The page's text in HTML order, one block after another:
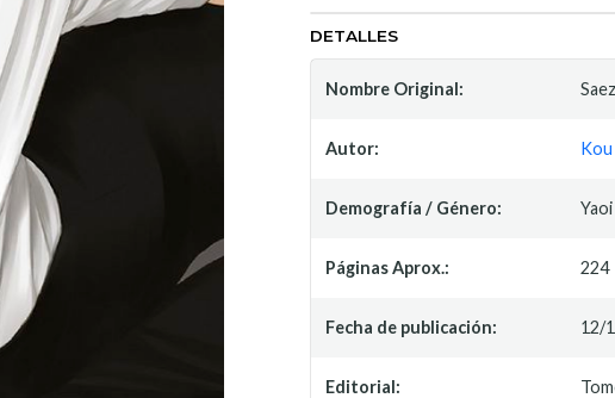
DETALLES
Nombre Original:
Autor: Kou
Demografía / Género: Yaoi
Páginas Aprox.: 224
Fecha de publicación: 12/
Editorial: